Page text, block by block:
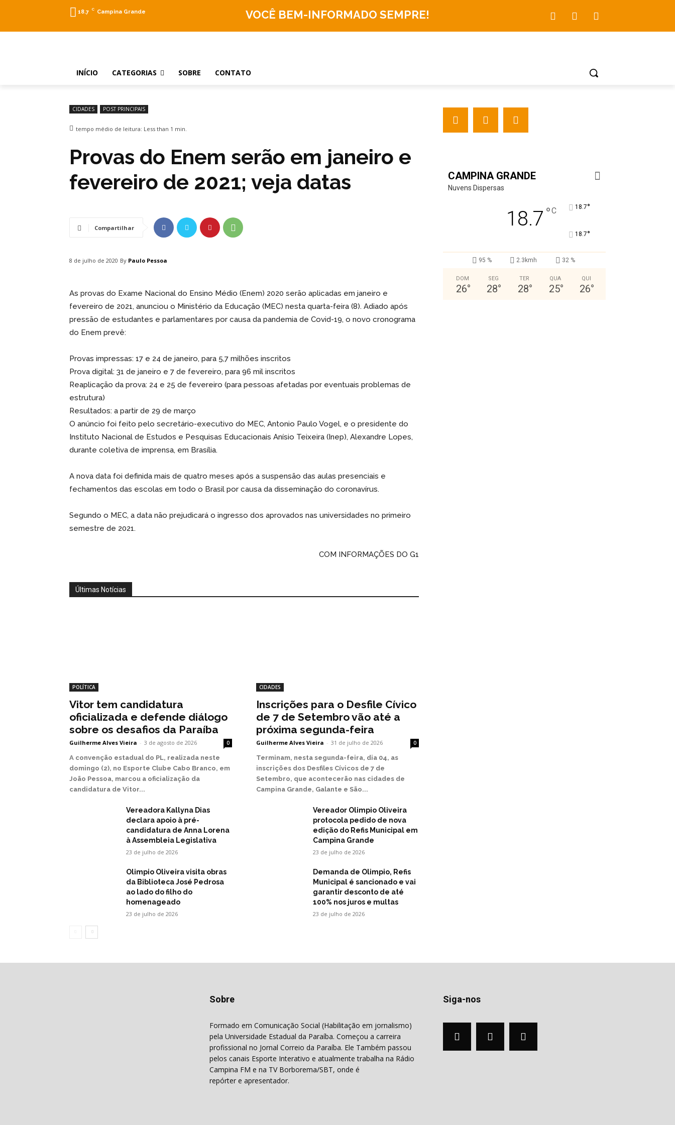
18.7 C Campina Grande VOCÊ BEM-INFORMADO SEMPRE!
INÍCIO CATEGORIAS SOBRE CONTATO
CIDADES POST PRINCIPAIS
tempo médio de leitura: Less than 1 min.
Provas do Enem serão em janeiro e
fevereiro de 2021; veja datas
Compartilhar
8 de julho de 2020 By Paulo Pessoa
As provas do Exame Nacional do Ensino Médio (Enem) 2020 serão aplicadas em janeiro e
fevereiro de 2021, anunciou o Ministério da Educação (MEC) nesta quarta-feira (8). Adiado após
pressão de estudantes e parlamentares por causa da pandemia de Covid-19, o novo cronograma
do Enem prevê:
Provas impressas: 17 e 24 de janeiro, para 5,7 milhões inscritos
Prova digital: 31 de janeiro e 7 de fevereiro, para 96 mil inscritos
Reaplicação da prova: 24 e 25 de fevereiro (para pessoas afetadas por eventuais problemas de
estrutura)
Resultados: a partir de 29 de março
O anúncio foi feito pelo secretário-executivo do MEC, Antonio Paulo Vogel, e o presidente do
Instituto Nacional de Estudos e Pesquisas Educacionais Anísio Teixeira (Inep), Alexandre Lopes,
durante coletiva de imprensa, em Brasília.
A nova data foi definida mais de quatro meses após a suspensão das aulas presenciais e
fechamentos das escolas em todo o Brasil por causa da disseminação do coronavírus.
Segundo o MEC, a data não prejudicará o ingresso dos aprovados nas universidades no primeiro
semestre de 2021.
COM INFORMAÇÕES DO G1
Últimas Notícias
POLÍTICA
Vitor tem candidatura
oficializada e defende diálogo
sobre os desafios da Paraíba
Guilherme Alves Vieira - 3 de agosto de 2026 0
A convenção estadual do PL, realizada neste
domingo (2), no Esporte Clube Cabo Branco, em
João Pessoa, marcou a oficialização da
candidatura de Vitor...
CIDADES
Inscrições para o Desfile Cívico
de 7 de Setembro vão até a
próxima segunda-feira
Guilherme Alves Vieira - 31 de julho de 2026 0
Terminam, nesta segunda-feira, dia 04, as
inscrições dos Desfiles Cívicos de 7 de
Setembro, que acontecerão nas cidades de
Campina Grande, Galante e São...
Vereadora Kallyna Dias
declara apoio à pré-
candidatura de Anna Lorena
à Assembleia Legislativa
23 de julho de 2026
Vereador Olimpio Oliveira
protocola pedido de nova
edição do Refis Municipal em
Campina Grande
23 de julho de 2026
Olimpio Oliveira visita obras
da Biblioteca José Pedrosa
ao lado do filho do
homenageado
23 de julho de 2026
Demanda de Olimpio, Refis
Municipal é sancionado e vai
garantir desconto de até
100% nos juros e multas
23 de julho de 2026
CAMPINA GRANDE
Nuvens Dispersas
18.7 °C 18.7°
18.7°
95 % 2.3kmh 32 %
DOM
26°
SEG
28°
TER
28°
QUA
25°
QUI
26°
Sobre
Formado em Comunicação Social (Habilitação em jornalismo)
pela Universidade Estadual da Paraíba. Começou a carreira
profissional no Jornal Correio da Paraíba. Ele Também passou
pelos canais Esporte Interativo e atualmente trabalha na Rádio
Campina FM e na TV Borborema/SBT, onde é
repórter e apresentador.
Siga-nos